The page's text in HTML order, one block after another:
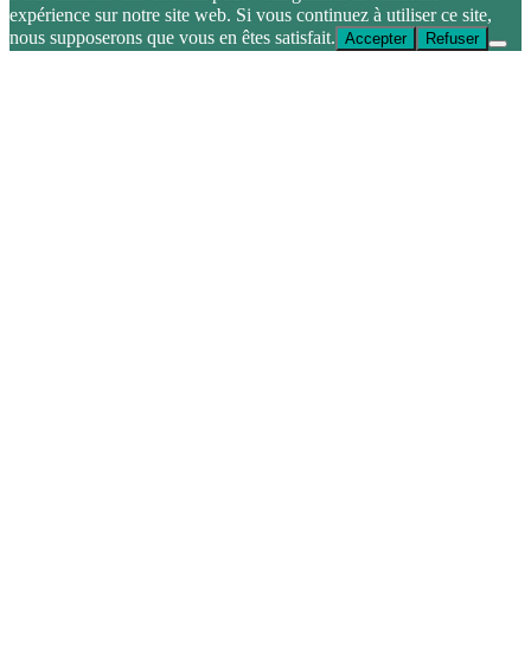
expérience sur notre site web. Si vous continuez à utiliser ce site,
nous supposerons que vous en êtes satisfait. Accepter Refuser